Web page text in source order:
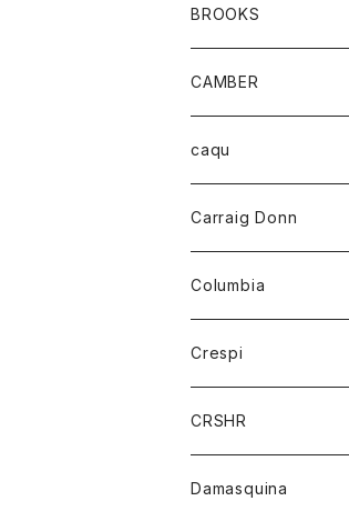
アンダーウェアー
カードホルダー
チーフ
バンダナ
トップス
カーディガン
トレーナー
ボトム
オーバーオール
ショートパンツ
レディース
オーバーオール
カーディガン
シャツ
BROOKS
グッズ
靴
CAMBER
トップス
ハーフスリーブTシャツ
caqu
Carraig Donn
ニット
Columbia
アウター
ジャケット
Crespi
ジャケット
ワンピース
CRSHR
キャップ
Damasquina